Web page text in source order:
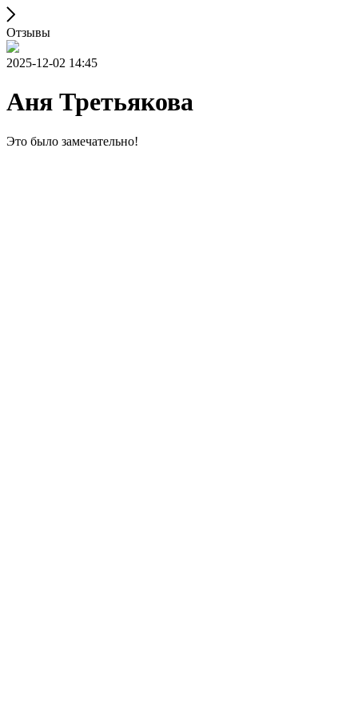
Отзывы
2025-12-02 14:45
Аня Третьякова
Это было замечательно!